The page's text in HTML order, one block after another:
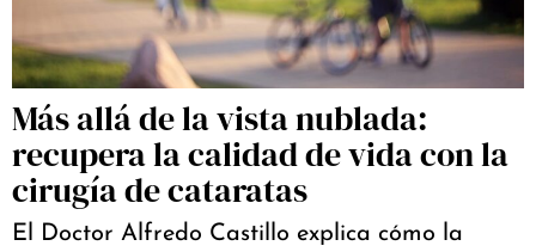
Más allá de la vista nublada:
recupera la calidad de vida con la
cirugía de cataratas
El Doctor Alfredo Castillo explica cómo la